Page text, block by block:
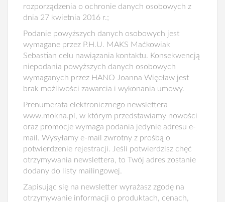
rozporządzenia o ochronie danych osobowych z
dnia 27 kwietnia 2016 r.;
Podanie powyższych danych osobowych jest
wymagane przez P.H.U. MAKS Maćkowiak
Sebastian celu nawiązania kontaktu. Konsekwencją
niepodania powyższych danych osobowych
wymaganych przez HANO Joanna Więcław jest
brak możliwości zawarcia i wykonania umowy.
Prenumerata elektronicznego newslettera
www.mokna.pl, w którym przedstawiamy nowości
oraz promocje wymaga podania jedynie adresu e-
mail. Wysyłamy e-mail zwrotny z prośbą o
potwierdzenie rejestracji. Jeśli potwierdzisz chęć
otrzymywania newslettera, to Twój adres zostanie
dodany do listy mailingowej.
Zapisując się na newsletter wyrażasz zgodę na
otrzymywanie informacji o produktach, cenach,